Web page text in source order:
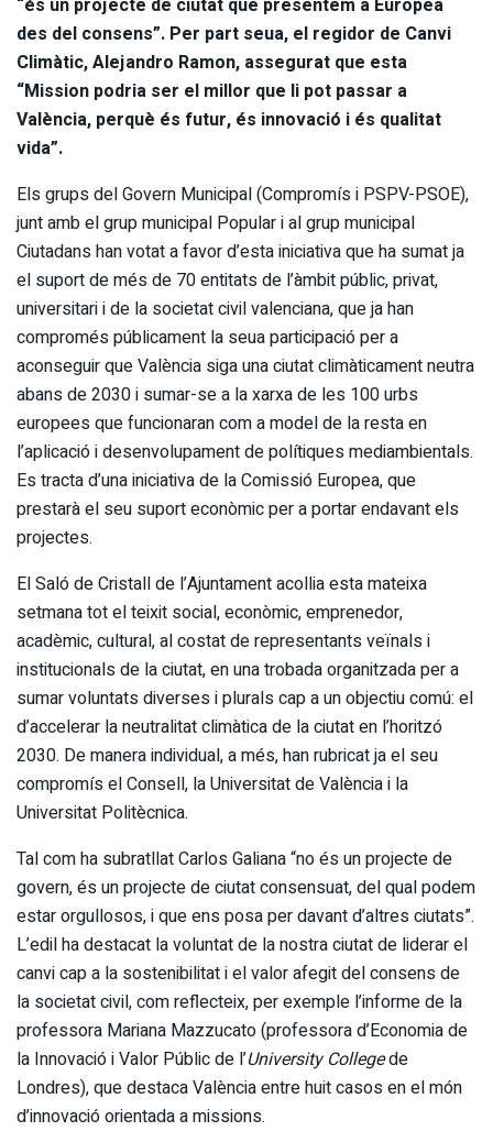
des del consens”. Per part seua, el regidor de Canvi
Climàtic, Alejandro Ramon, assegurat que esta
“Mission podria ser el millor que li pot passar a
València, perquè és futur, és innovació i és qualitat
vida”.
Els grups del Govern Municipal (Compromís i PSPV-PSOE),
junt amb el grup municipal Popular i al grup municipal
Ciutadans han votat a favor d’esta iniciativa que ha sumat ja
el suport de més de 70 entitats de l’àmbit públic, privat,
universitari i de la societat civil valenciana, que ja han
compromés públicament la seua participació per a
aconseguir que València siga una ciutat climàticament neutra
abans de 2030 i sumar-se a la xarxa de les 100 urbs
europees que funcionaran com a model de la resta en
l’aplicació i desenvolupament de polítiques mediambientals.
Es tracta d’una iniciativa de la Comissió Europea, que
prestarà el seu suport econòmic per a portar endavant els
projectes.
El Saló de Cristall de l’Ajuntament acollia esta mateixa
setmana tot el teixit social, econòmic, emprenedor,
acadèmic, cultural, al costat de representants veïnals i
institucionals de la ciutat, en una trobada organitzada per a
sumar voluntats diverses i plurals cap a un objectiu comú: el
d’accelerar la neutralitat climàtica de la ciutat en l’horitzó
2030. De manera individual, a més, han rubricat ja el seu
compromís el Consell, la Universitat de València i la
Universitat Politècnica.
Tal com ha subratllat Carlos Galiana “no és un projecte de
govern, és un projecte de ciutat consensuat, del qual podem
estar orgullosos, i que ens posa per davant d’altres ciutats”.
L’edil ha destacat la voluntat de la nostra ciutat de liderar el
canvi cap a la sostenibilitat i el valor afegit del consens de
la societat civil, com reflecteix, per exemple l’informe de la
professora Mariana Mazzucato (professora d’Economia de
la Innovació i Valor Públic de l’University Collegede
Londres), que destaca València entre huit casos en el món
d’innovació orientada a missions.